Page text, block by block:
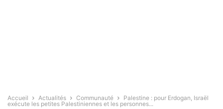
Accueil Actualités Communauté
Palestine : pour Erdogan, Israël
exécute les petites Palestiniennes et les personnes...